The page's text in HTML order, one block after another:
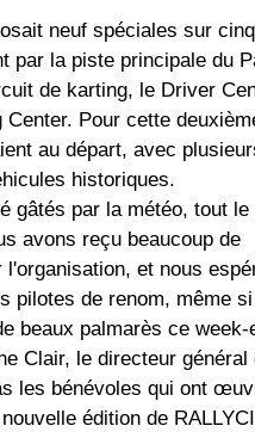
neuf spéciales sur
par la piste principale du
de karting, le Driver
Center. Pour cette
au départ, avec
historiques.
gâtés par la météo, tout le
avons reçu beaucoup de
l'organisation, et nous
pilotes de renom, même
beaux palmarès ce week-
Clair, le directeur
les bénévoles qui ont
édition de